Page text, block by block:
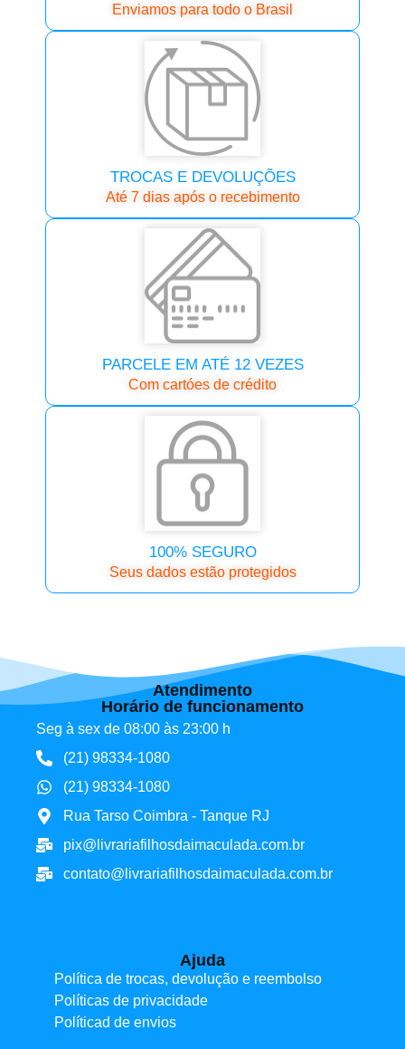
Enviamos para todo o Brasil
TROCAS E DEVOLUÇÕES
Até 7 dias após o recebimento
PARCELE EM ATÉ 12 VEZES
Com cartóes de crédito
100% SEGURO
Seus dados estão protegidos
Atendimento
Horário de funcionamento
Seg à sex de 08:00 às 23:00 h
(21) 98334-1080
(21) 98334-1080
Rua Tarso Coimbra - Tanque RJ
pix@livrariafilhosdaimaculada.com.br
contato@livrariafilhosdaimaculada.com.br
Ajuda
Política de trocas, devolução e reembolso
Políticas de privacidade
Políticad de envios